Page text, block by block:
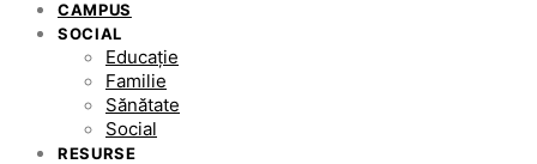
CAMPUS
SOCIAL
Educație
Familie
Sănătate
Social
RESURSE